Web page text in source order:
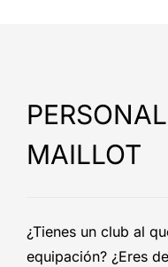
MAILLOT
¿Tienes un club al
equipación? ¿Eres